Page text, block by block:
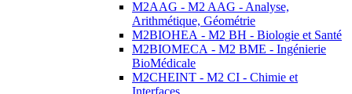
M2AAG - M2 AAG - Analyse,
Arithmétique, Géométrie
M2BIOHEA - M2 BH - Biologie et Santé
M2BIOMECA - M2 BME - Ingénierie
BioMédicale
M2CHEINT - M2 CI - Chimie et
Interfaces